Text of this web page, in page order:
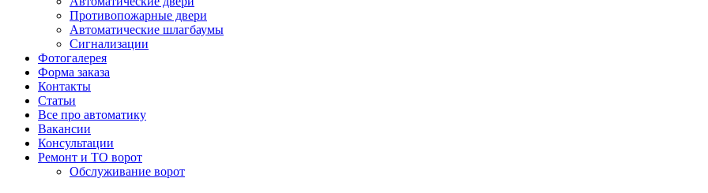
Противопожарные двери
Автоматические шлагбаумы
Сигнализации
Фотогалерея
Форма заказа
Контакты
Статьи
Все про автоматику
Вакансии
Консультации
Ремонт и ТО ворот
Обслуживание ворот